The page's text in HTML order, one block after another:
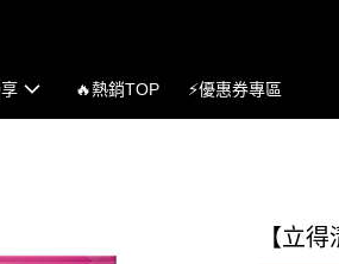
🔥熱銷TOP ⚡優惠券專區
【立